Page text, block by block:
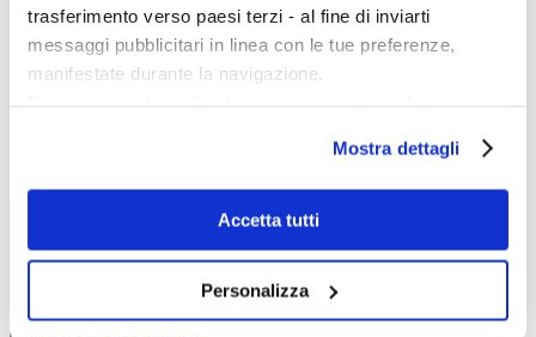
trasferimento verso paesi terzi - al fine di inviarti
messaggi pubblicitari in linea con le tue preferenze,
manifestate durante la navigazione.
scelte privacy sui cookie, ti invitiamo a prendere visione
dell’informativa cookie.
Chiudendo il banner tramite la “X” prosegui la
navigazione senza alcuna profilazione e con installazione
il tuo consenso alla profilazione che potrai revocare in
Mostra dettagli
Accetta tutti
Personalizza
Mostre
In galleria
Cataloghi e libri
Scegli la data e imposta i filtri per ottimizzare la tua ricerca